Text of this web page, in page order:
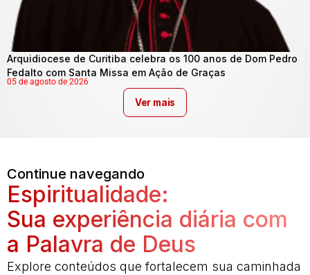
Arquidiocese de Curitiba celebra os 100 anos de Dom Pedro
Fedalto com Santa Missa em Ação de Graças
05 de agosto de 2026
Ver mais
Continue navegando
Espiritualidade:
Sua experiência diária com
a Palavra de Deus
Explore conteúdos que fortalecem sua caminhada